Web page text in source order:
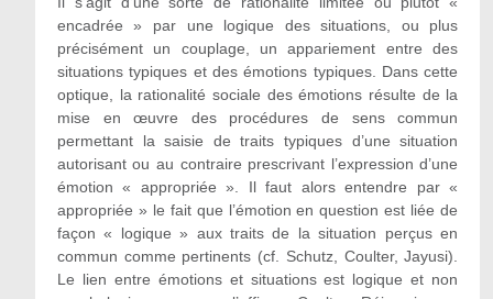
encadrée » par une logique des situations, ou plus
précisément un couplage, un appariement entre des
situations typiques et des émotions typiques. Dans cette
optique, la rationalité sociale des émotions résulte de la
mise en œuvre des procédures de sens commun
permettant la saisie de traits typiques d’une situation
autorisant ou au contraire prescrivant l’expression d’une
émotion « appropriée ». Il faut alors entendre par «
appropriée » le fait que l’émotion en question est liée de
façon « logique » aux traits de la situation perçus en
commun comme pertinents (cf. Schutz, Coulter, Jayusi).
Le lien entre émotions et situations est logique et non